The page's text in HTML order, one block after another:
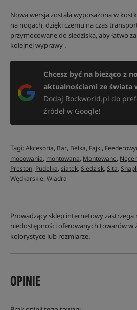
Nowa wersja została wyposażona w
na nogach, dzięki czemu na czas
przymocowane do siedziska, aby łatwo
kolejnej wyprawy .
Chcesz być na bieżąco z
aktualnościami ze świata
Dodaj Rockworld.pl do
źródeł w Google!
Tagi:Akcesoria, Bar, Belka, Fajki,
mocowania, montowana, Montowane,
Preston, Pudełka,siatek,Siedzisk,Sita,
Wędkarskie,Wiadra
Prowadzący sklep internetowy zastrzega
niedostępności oferowanych towarów w
kolorystyce lub rozmiarze.
OPINIE